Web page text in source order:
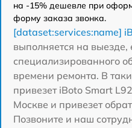
на -15% дешевле при
форму заказа звонка.
[dataset:services:name]
выполняется на выезде,
специализированного
времени ремонта. В
привезет iBoto Smart
Москве и привезет
Позвоните и наш